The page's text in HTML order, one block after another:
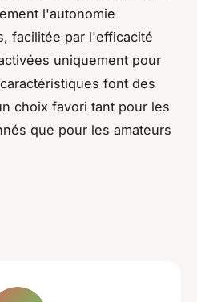
l'autonomie
facilitée par l'efficacité
uniquement pour
font des
choix favori tant pour les
que pour les amateurs